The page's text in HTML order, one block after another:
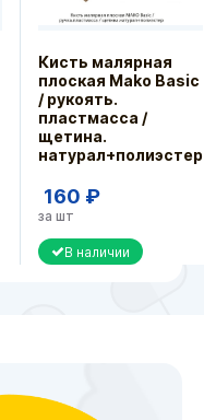
Кисть малярная
плоская Mako Basic
/ рукоять.
пластмасса /
щетина.
натурал+полиэстер
160 ₽
за шт
В наличии